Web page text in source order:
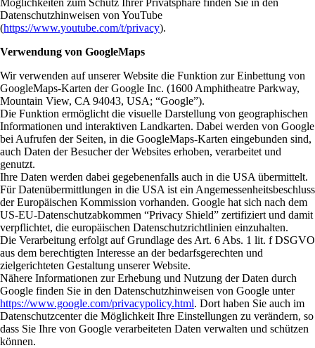
Datenschutzhinweisen von YouTube
(https://www.youtube.com/t/privacy).
Verwendung von GoogleMaps
Wir verwenden auf unserer Website die Funktion zur Einbettung von
GoogleMaps-Karten der Google Inc. (1600 Amphitheatre Parkway,
Mountain View, CA 94043, USA; “Google”).
Die Funktion ermöglicht die visuelle Darstellung von geographischen
Informationen und interaktiven Landkarten. Dabei werden von Google
bei Aufrufen der Seiten, in die GoogleMaps-Karten eingebunden sind,
auch Daten der Besucher der Websites erhoben, verarbeitet und
genutzt.
Ihre Daten werden dabei gegebenenfalls auch in die USA übermittelt.
Für Datenübermittlungen in die USA ist ein Angemessenheitsbeschluss
der Europäischen Kommission vorhanden. Google hat sich nach dem
US-EU-Datenschutzabkommen “Privacy Shield” zertifiziert und damit
verpflichtet, die europäischen Datenschutzrichtlinien einzuhalten.
Die Verarbeitung erfolgt auf Grundlage des Art. 6 Abs. 1 lit. f DSGVO
aus dem berechtigten Interesse an der bedarfsgerechten und
zielgerichteten Gestaltung unserer Website.
Nähere Informationen zur Erhebung und Nutzung der Daten durch
Google finden Sie in den Datenschutzhinweisen von Google unter
https://www.google.com/privacypolicy.html. Dort haben Sie auch im
Datenschutzcenter die Möglichkeit Ihre Einstellungen zu verändern, so
dass Sie Ihre von Google verarbeiteten Daten verwalten und schützen
können.